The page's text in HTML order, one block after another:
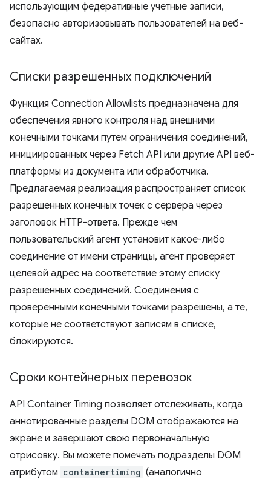
использующим федеративные учетные записи,
безопасно авторизовывать пользователей на веб-
сайтах.
Списки разрешенных подключений
Функция Connection Allowlists предназначена для
обеспечения явного контроля над внешними
конечными точками путем ограничения соединений,
инициированных через Fetch API или другие API веб-
платформы из документа или обработчика.
Предлагаемая реализация распространяет список
разрешенных конечных точек с сервера через
заголовок HTTP-ответа. Прежде чем
пользовательский агент установит какое-либо
соединение от имени страницы, агент проверяет
целевой адрес на соответствие этому списку
разрешенных соединений. Соединения с
проверенными конечными точками разрешены, а те,
которые не соответствуют записям в списке,
блокируются.
Сроки контейнерных перевозок
API Container Timing позволяет отслеживать, когда
аннотированные разделы DOM отображаются на
экране и завершают свою первоначальную
отрисовку. Вы можете помечать подразделы DOM
атрибутом containertiming (аналогично